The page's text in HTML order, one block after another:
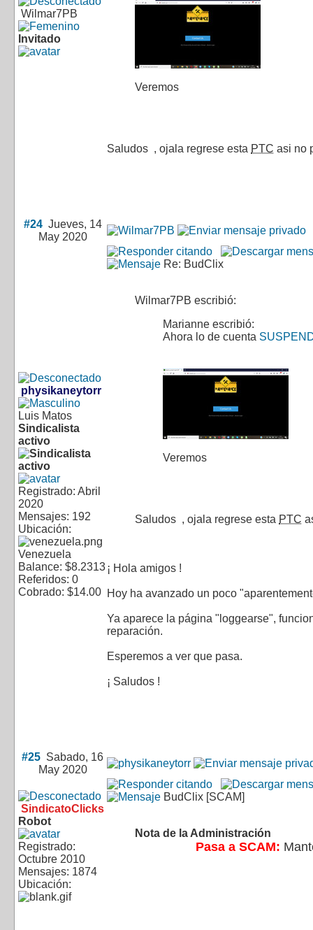
Wilmar7PB
Invitado
Veremos
Saludos , ojala regrese esta PTC asi no
#24Jueves, 14
May 2020
physikaneytorr
Luis Matos
Sindicalista
activo
Registrado: Abril
2020
Mensajes: 192
Ubicación:
Venezuela
Balance: $8.2313
Referidos: 0
Cobrado: $14.00
Re: BudClix
Wilmar7PB escribió:
Marianne escribió:
Ahora lo de cuenta
Veremos
Saludos , ojala regrese esta PTC
¡ Hola amigos !
Hoy ha avanzado un poco
Ya aparece la página "loggearse",
reparación.
Esperemos a ver que pasa.
¡ Saludos !
#25 Sabado, 16
May 2020
SindicatoClicks
Robot
Registrado:
Octubre 2010
Mensajes: 1874
Ubicación:
BudClix [SCAM]
Nota de la Administración
Pasa a SCAM: